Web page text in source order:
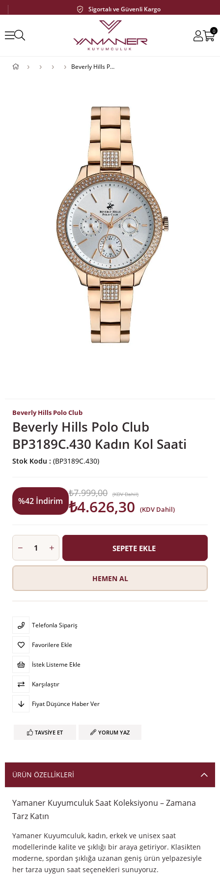
Sigortalı ve Güvenli Kargo
0
Beverly Hills Polo Club BP3189C.430 Kadın Kol Saati
Beverly Hills Polo Club
Beverly Hills Polo Club
BP3189C.430 Kadın Kol Saati
Stok Kodu (BP3189C.430)
%42 İndirim
₺7.999,00 (KDV Dahil)
₺4.626,30 (KDV Dahil)
Telefonla Sipariş
Favorilere Ekle
İstek Listeme Ekle
Karşılaştır
Fiyat Düşünce Haber Ver
TAVSIYE ET YORUM YAZ
ÜRÜN ÖZELLIKLERI
Yamaner Kuyumculuk Saat Koleksiyonu – Zamana
Tarz Katın
Yamaner Kuyumculuk, kadın, erkek ve unisex saat
modellerinde kalite ve şıklığı bir araya getiriyor. Klasikten
moderne, spordan şıklığa uzanan geniş ürün yelpazesiyle
her tarza uygun saat seçenekleri sunuyoruz.